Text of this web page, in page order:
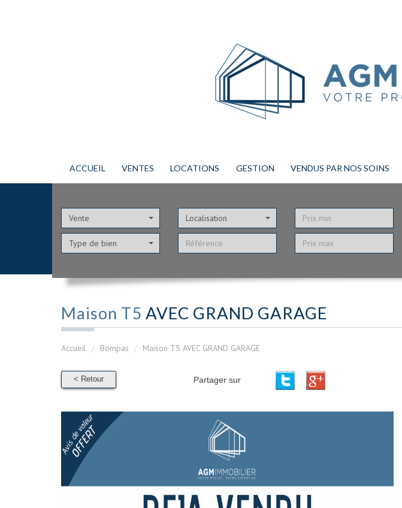
ACCUEIL VENTES LOCATIONS GESTION VENDUS PAR NOS SOINS
Vente
Type de bien
Localisation
Maison T5 AVEC GRAND GARAGE
Accueil Bompas Maison T5 AVEC GRAND GARAGE
< Retour Partager sur